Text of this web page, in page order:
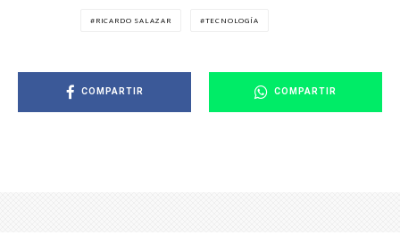
RICARDO SALAZAR TECNOLOGÍA
COMPARTIR COMPARTIR